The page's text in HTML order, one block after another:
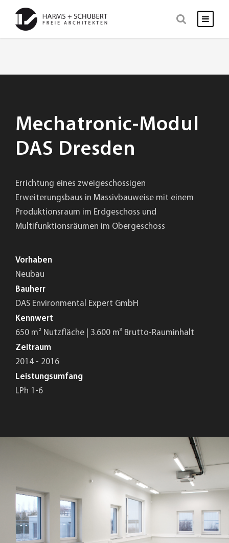
Mechatronic-Modul
DAS Dresden
Errichtung eines zweigeschossigen
Erweiterungsbaus in Massivbauweise mit einem
Produktionsraum im Erdgeschoss und
Multifunktionsräumen im Obergeschoss
Vorhaben
Neubau
Bauherr
DAS Environmental Expert GmbH
Kennwert
650 m² Nutzfläche | 3.600 m³ Brutto-Rauminhalt
Zeitraum
2014 - 2016
Leistungsumfang
LPh 1-6